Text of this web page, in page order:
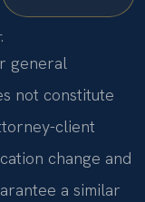
general
not constitute
client
change and
a similar